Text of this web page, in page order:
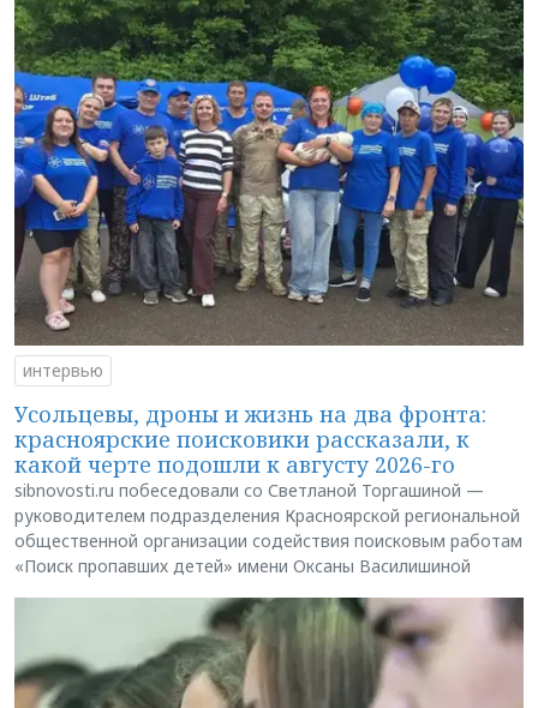
интервью
Усольцевы, дроны и жизнь на два фронта:
красноярские поисковики рассказали, к
какой черте подошли к августу 2026-го
sibnovosti.ru побеседовали со Светланой Торгашиной —
руководителем подразделения Красноярской региональной
общественной организации содействия поисковым работам
«Поиск пропавших детей» имени Оксаны Василишиной